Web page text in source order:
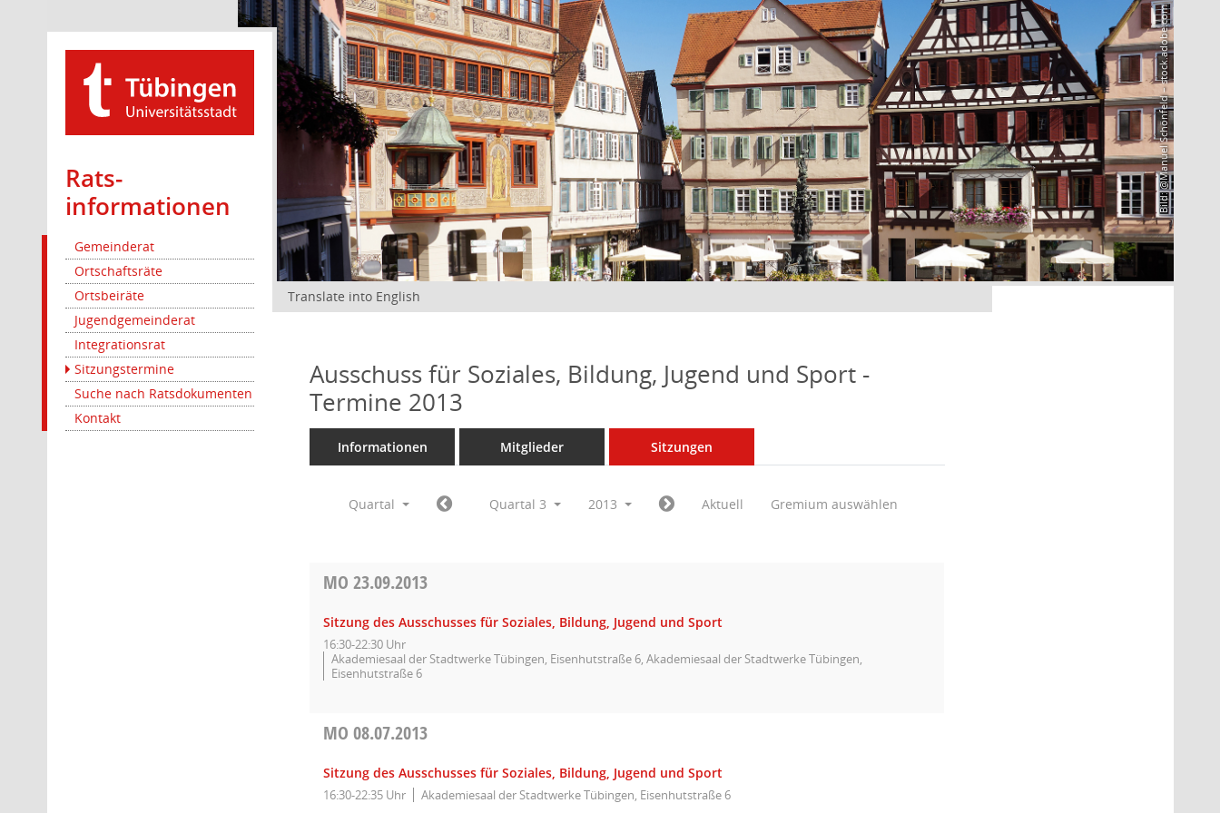
Rats­
informationen
Gemeinderat
Ortschaftsräte
Ortsbeiräte
Jugendgemeinderat
Integrationsrat
Sitzungstermine
Suche nach Ratsdokumenten
Kontakt
Bild: @Manuel Schönfeld – stock.adobe.com
Translate into English
Ausschuss für Soziales, Bildung, Jugend und Sport -
Termine 2013
Informationen Mitglieder Sitzungen
Quartal Quartal 3 2013 Aktuell Gremium auswählen
MO23.09.2013
Sitzung des Ausschusses für Soziales, Bildung, Jugend und Sport
16:30-22:30 Uhr
Akademiesaal der Stadtwerke Tübingen, Eisenhutstraße 6, Akademiesaal der Stadtwerke Tübingen,
Eisenhutstraße 6
MO08.07.2013
Sitzung des Ausschusses für Soziales, Bildung, Jugend und Sport
16:30-22:35 Uhr Akademiesaal der Stadtwerke Tübingen, Eisenhutstraße 6